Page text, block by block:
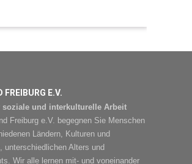
FREIBURG E.V.
soziale und interkulturelle Arbeit
Freiburg e.V. begegnen Sie Menschen
Ländern, Kulturen und
unterschiedlichen Alters und
Wir alle lernen mit- und voneinander